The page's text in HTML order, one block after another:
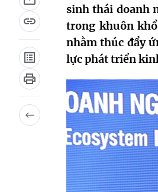
sinh thái doanh
trong khuôn
nhằm thúc đẩy
lực phát triển